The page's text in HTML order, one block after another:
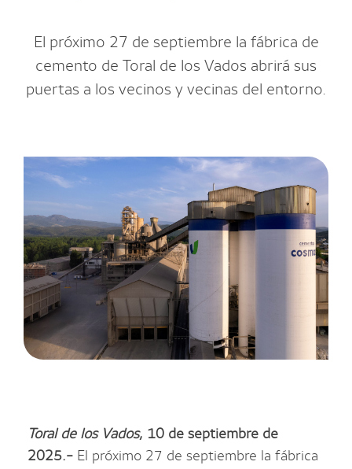
El próximo 27 de septiembre la fábrica de
cemento de Toral de los Vados abrirá sus
puertas a los vecinos y vecinas del entorno.
Toral de los Vados, 10 de septiembre de
2025.- El próximo 27 de septiembre la fábrica